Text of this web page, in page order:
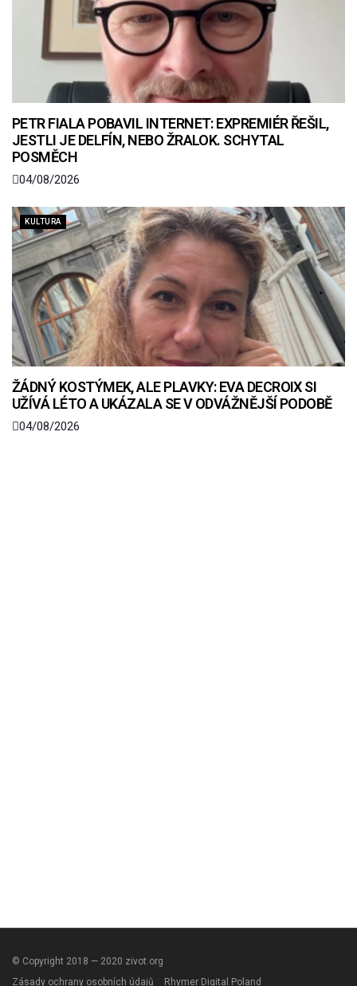
PETR FIALA POBAVIL INTERNET: EXPREMIÉR ŘEŠIL,
JESTLI JE DELFÍN, NEBO ŽRALOK. SCHYTAL
POSMĚCH
04/08/2026
KULTURA
ŽÁDNÝ KOSTÝMEK, ALE PLAVKY: EVA DECROIX SI
UŽÍVÁ LÉTO A UKÁZALA SE V ODVÁŽNĚJŠÍ PODOBĚ
04/08/2026
© Copyright 2018 — 2020 zivot.org
Zásady ochrany osobních údajů
Rhymer Digital Poland